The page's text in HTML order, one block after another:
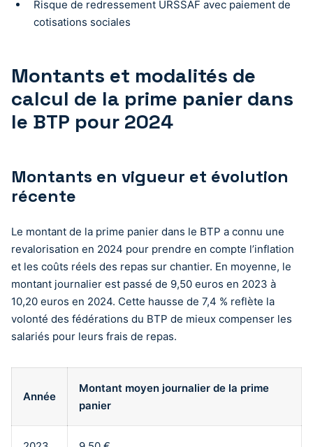
Risque de redressement URSSAF avec paiement de
cotisations sociales
Montants et modalités de
calcul de la prime panier dans
le BTP pour 2024
Montants en vigueur et évolution
récente
Le montant de la prime panier dans le BTP a connu une
revalorisation en 2024 pour prendre en compte l’inflation
et les coûts réels des repas sur chantier. En moyenne, le
montant journalier est passé de 9,50 euros en 2023 à
10,20 euros en 2024. Cette hausse de 7,4 % reflète la
volonté des fédérations du BTP de mieux compenser les
salariés pour leurs frais de repas.
Année
Montant moyen journalier de la prime
panier